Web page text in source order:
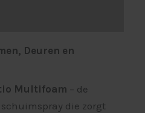
Deuren en
Multifoam – de
die zorgt